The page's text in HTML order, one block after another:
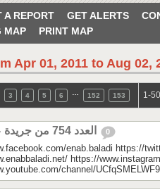
A REPORT GET ALERTS
MAP PRINT MAP
Apr 01, 2011 to Aug 02,
3 4 5 6 152 153 1-
0
enab.baladi https://
https://
channel/